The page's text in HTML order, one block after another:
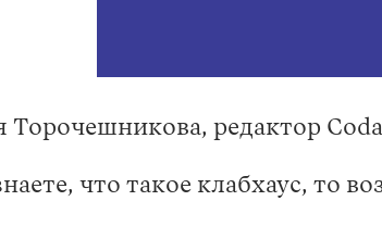
Торочешникова, редактор
что такое клабхаус, то